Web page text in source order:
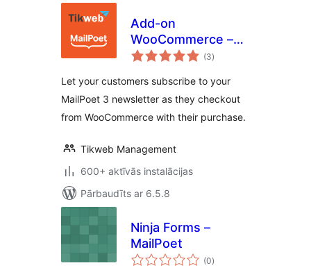
Add-on
WooCommerce –
MailPoet 3
(3vērtējumu
kopsumma
)
Let your customers subscribe to your
MailPoet 3 newsletter as they checkout
from WooCommerce with their purchase.
Tikweb Management
600+ aktīvās instalācijas
Pārbaudīts ar 6.5.8
Ninja Forms –
MailPoet
(0vērtējumu
kopsumma
)